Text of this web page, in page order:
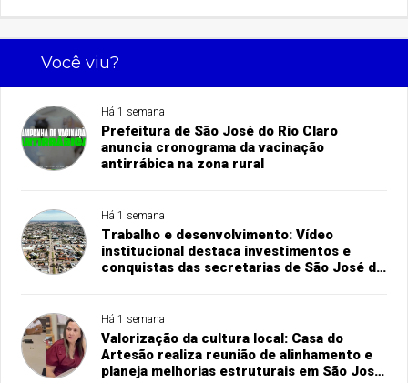
Você viu?
Há 1 semana
Prefeitura de São José do Rio Claro
anuncia cronograma da vacinação
antirrábica na zona rural
Há 1 semana
Trabalho e desenvolvimento: Vídeo
institucional destaca investimentos e
conquistas das secretarias de São José do
Há 1 semana
Valorização da cultura local: Casa do
Artesão realiza reunião de alinhamento e
planeja melhorias estruturais em São José